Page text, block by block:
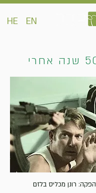
HE EN
הפקה: רונן מכליס בלזם